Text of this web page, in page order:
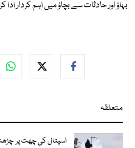
بہاؤ اور حادثات سے بچاؤ میں اہم کردار ادا
متعلقہ
اسپتال کی چھت پر چڑھنے